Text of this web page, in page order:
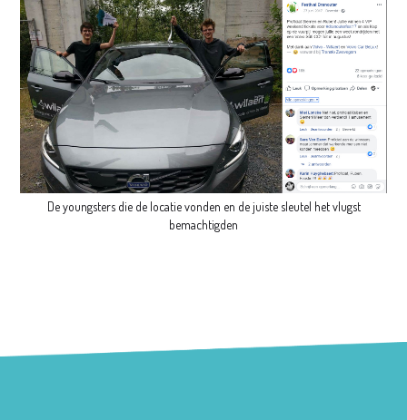
De youngsters die de locatie vonden en de juiste sleutel het vlugst
bemachtigden